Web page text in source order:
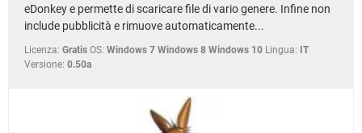
eDonkey e permette di scaricare file di vario genere. Infine non
include pubblicità e rimuove automaticamente...
Licenza: Gratis OS: Windows 7 Windows 8 Windows 10 Lingua: IT
Versione: 0.50a